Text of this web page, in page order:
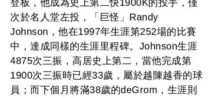
登板，他成為史上第二快1900K的投手，僅
次於名人堂左投，「巨怪」Randy
Johnson，他在1997年生涯第252場的比賽
中，達成同樣的生涯里程碑。Johnson生涯
4875次三振，高居史上第二，當他完成第
1900次三振時已經33歲，屬於越陳越香的球
員；而下個月將滿38歲的deGrom，生涯則